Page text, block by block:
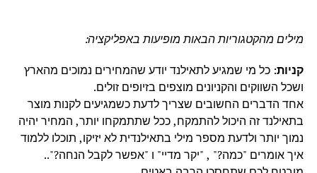
מילים מהקטגוריות הבאות מופיעות באפליקציה:
קניות: כל מי שמגיע לתאילנד יודע שהמחירים נמוכים מהארץ
ושכל השווקים והקניונים מוצפים בזיופים זולים.
אחד הדברים החשובים שצריך לדעת כשמגיעים לקנות מוצר
בתאילנד זה היכול להתמקח, ככל שתתמקחו יותר, המחיר יהיה
נמוך יותר ולדעת מספר מילי בתאילנדית לא יזיקו, תוכלו ללמוד
איך אומרים "כמה?" , "יקר מדיי" ו "אפשר לקבל הנחה?"..